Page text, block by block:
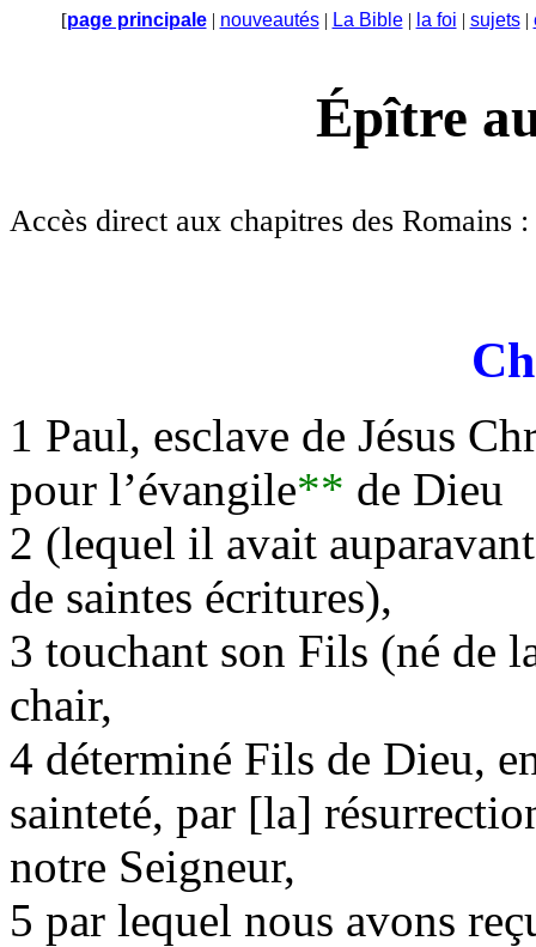
[page principale| nouveautés| La Bible| la foi | sujets|
Épître
Accès direct aux chapitres des Romains :
1 Paul, esclave de Jésus
pour l’évangile** de Dieu
2 (lequel il avait
de saintes écritures),
3 touchant son Fils (né de
chair,
4 déterminé Fils de Dieu,
sainteté, par [la]
notre Seigneur,
5 par lequel nous avons